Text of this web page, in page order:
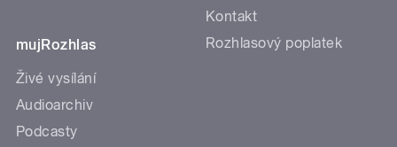
mujRozhlas
Živé vysílání
Audioarchiv
Podcasty
Kontakt
Rozhlasový poplatek